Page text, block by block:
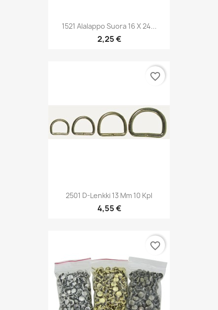
1521 Alalappo Suora 16 X 24...
2,25 €
2501 D-Lenkki 13 Mm 10 Kpl
4,55 €
favorite_border
favorite_border